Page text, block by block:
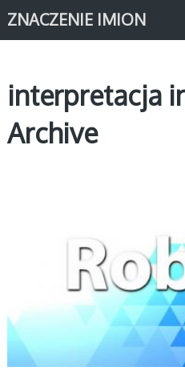
ZNACZENIE IMION
interpretacja
Archive